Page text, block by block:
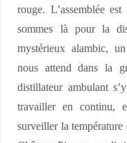
rouge. L’assemblée
sommes là pour la
mystérieux alambic,
nous attend dans la
distillateur ambulant
travailler en continu,
surveiller la